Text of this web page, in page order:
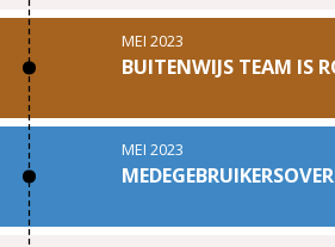
MEI 2023
BUITENWIJS TEAM IS
MEI 2023